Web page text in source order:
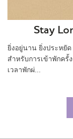
Stay
ยิ่งอยู่นาน ยิ่งประหยั
สำหรับการเข้าพักครั้
เวลาพักผ่...